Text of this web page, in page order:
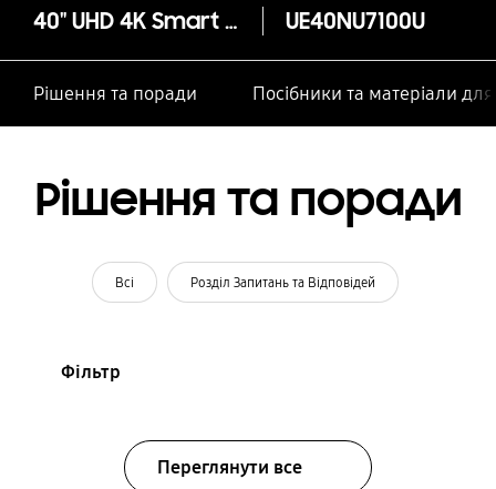
40" UHD 4K Smart TV NU7100 Series 7 2018 UE40NU7100U
Рішення та поради Посібники та матеріали
Рішення та поради
Всі Розділ Запитань та Відповідей
Фільтр
Переглянути все